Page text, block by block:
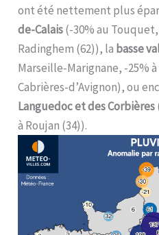
ont été nettement plus
de-Calais(-30% au Touquet,
Radinghem (62)), la basse
Marseille-Marignane, -25%
Cabrières-d’Avignon), ou
Languedoc et des Corbières
à Roujan (34)).